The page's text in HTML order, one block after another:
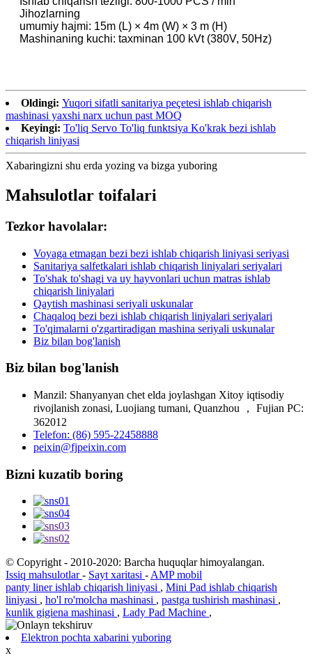
Jihozlarning
umumiy hajmi: 15m (L) × 4m (W) × 3 m (H)
Mashinaning kuchi: taxminan 100 kVt (380V, 50Hz)
Oldingi: Yuqori sifatli sanitariya peçetesi ishlab chiqarish
mashinasi yaxshi narx uchun past MOQ
Keyingi: To'liq Servo To'liq funktsiya Ko'krak bezi ishlab
chiqarish liniyasi
Xabaringizni shu erda yozing va bizga yuboring
Mahsulotlar toifalari
Tezkor havolalar:
Voyaga etmagan bezi bezi ishlab chiqarish liniyasi seriyasi
Sanitariya salfetkalari ishlab chiqarish liniyalari seriyalari
To'shak to'shagi va uy hayvonlari uchun matras ishlab
chiqarish liniyalari
Qaytish mashinasi seriyali uskunalar
Chaqaloq bezi bezi ishlab chiqarish liniyalari seriyalari
To'qimalarni o'zgartiradigan mashina seriyali uskunalar
Biz bilan bog'lanish
Biz bilan bog'lanish
Manzil: Shanyanyan chet elda joylashgan Xitoy iqtisodiy
rivojlanish zonasi, Luojiang tumani, Quanzhou ， Fujian PC:
362012
Telefon: (86) 595-22458888
peixin@fjpeixin.com
Bizni kuzatib boring
© Copyright - 2010-2020: Barcha huquqlar himoyalangan.
Issiq mahsulotlar- Sayt xaritasi -AMP mobil
panty liner ishlab chiqarish liniyasi , Mini Pad ishlab chiqarish
liniyasi , ho'l ro'molcha mashinasi , pastga tushirish mashinasi ,
kunlik gigiena mashinasi , Lady Pad Machine ,
Elektron pochta xabarini yuboring
x